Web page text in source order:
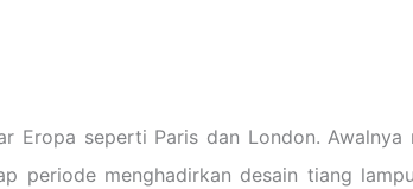
seperti Paris dan London. Awalnya
periode menghadirkan desain tiang